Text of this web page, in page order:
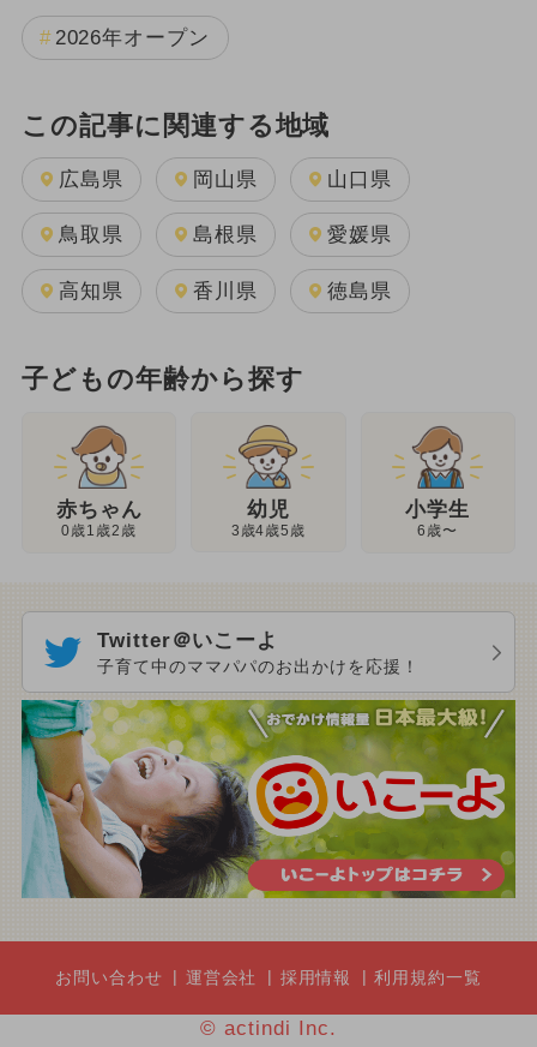
2026年オープン
この記事に関連する地域
広島県 岡山県 山口県
鳥取県 島根県 愛媛県
高知県 香川県 徳島県
子どもの年齢から探す
赤ちゃん
0歳1歳2歳
幼児
3歳4歳5歳
小学生
6歳〜
Twitter＠いこーよ
子育て中のママパパのお出かけを応援！
お問い合わせ 運営会社 採用情報 利用規約一覧
© actindi Inc.